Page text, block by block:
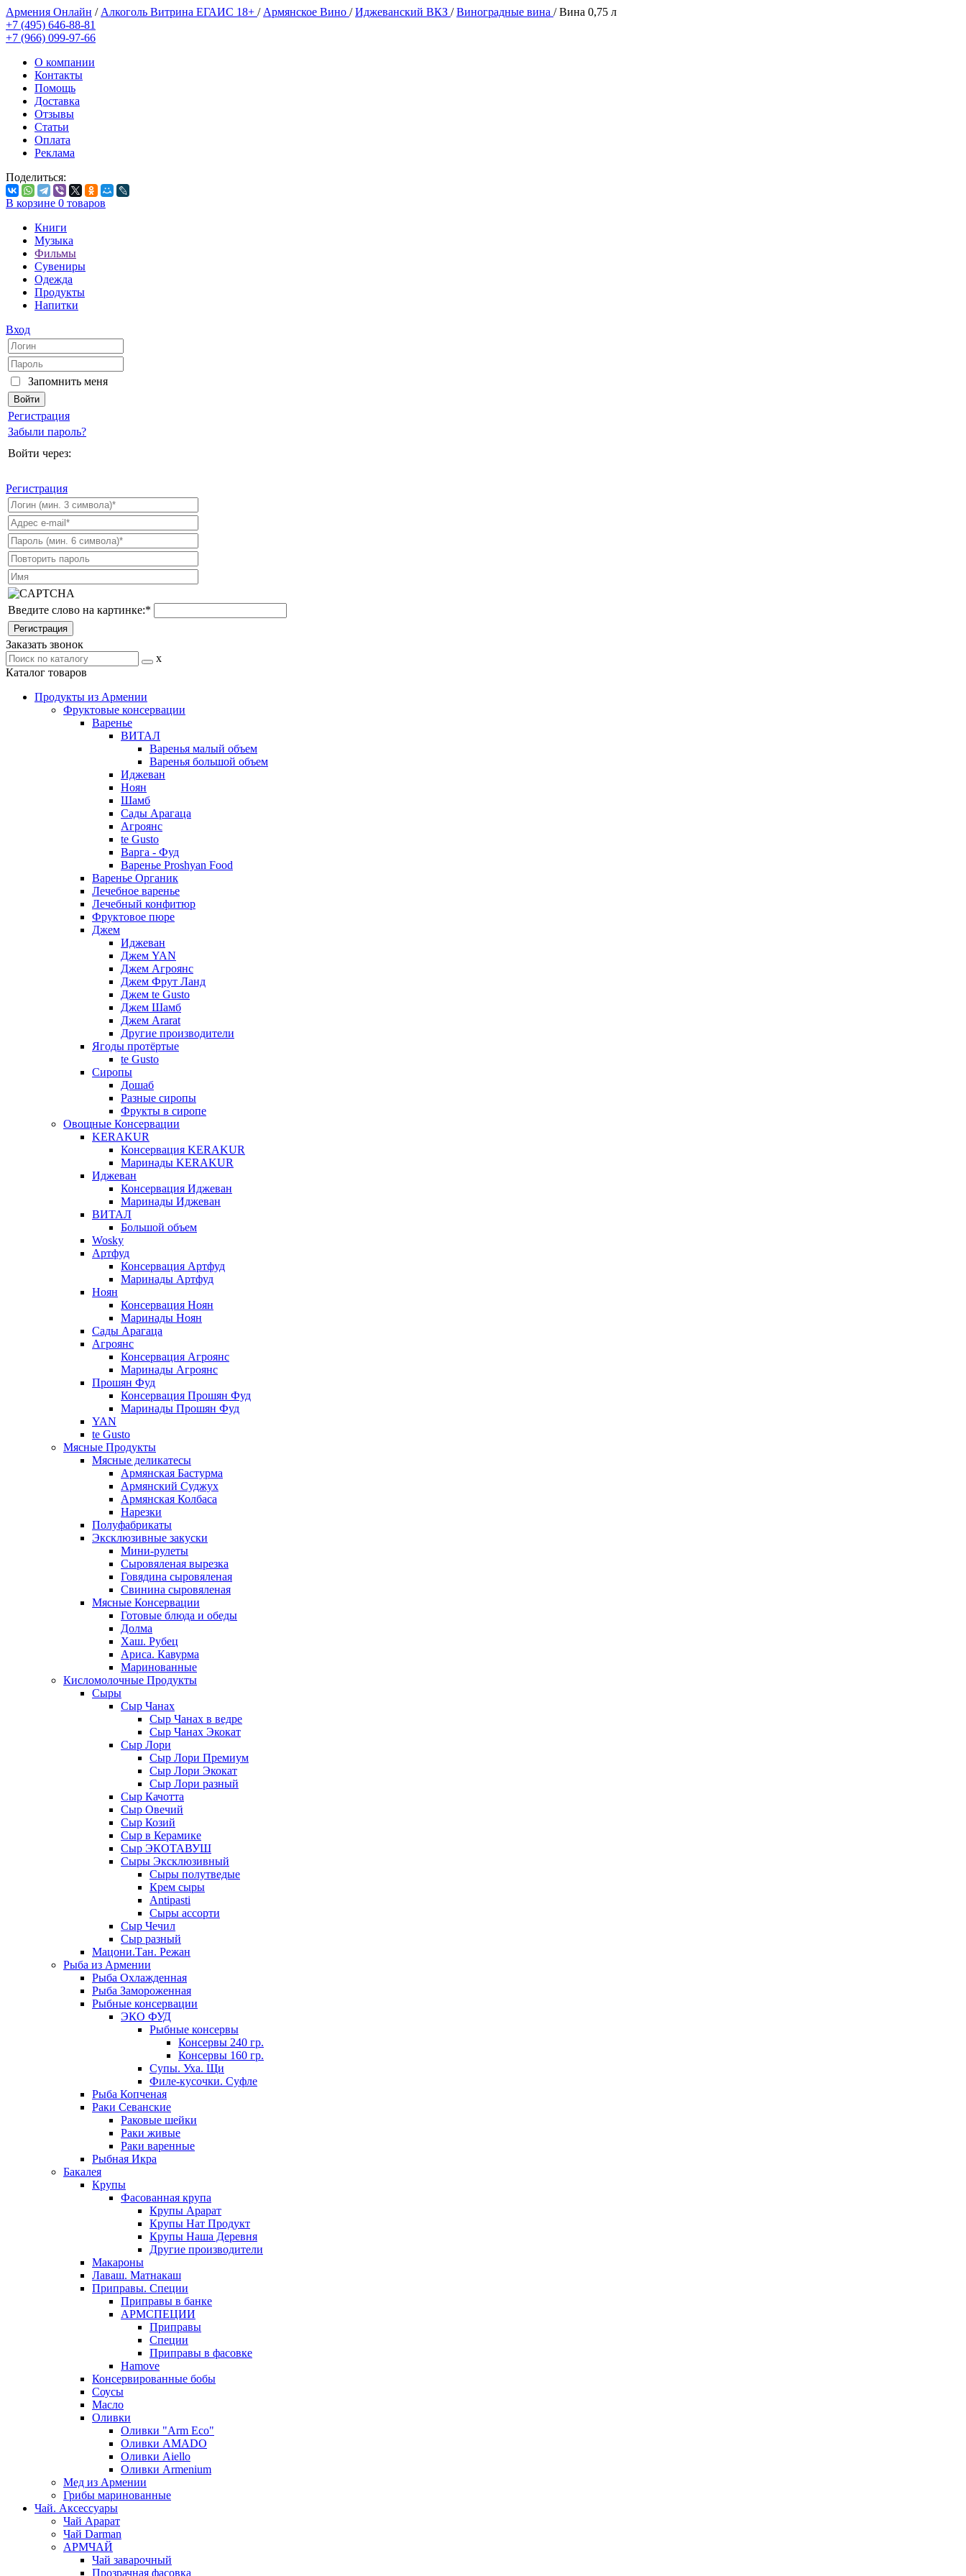
Армения Онлайн / Алкоголь Витрина ЕГАИС 18+ / Армянское Вино /Иджеванский ВКЗ /Виноградные вина /Вина 0,75 л
+7 (495) 646-88-81
+7 (966) 099-97-66
О компании
Контакты
Помощь
Доставка
Отзывы
Статьи
Оплата
Реклама
Поделиться:
В корзине 0 товаров
Книги
Музыка
Фильмы
Сувениры
Одежда
Продукты
Напитки
Вход
Запомнить меня
Регистрация
Забыли пароль?
Войти через:
Регистрация
Введите слово на картинке:*
Заказать звонок
x
Каталог товаров
Продукты из Армении
Фруктовые консервации
Варенье
ВИТАЛ
Варенья малый объем
Варенья большой объем
Иджеван
Ноян
Шамб
Сады Арагаца
Агроянс
te Gusto
Варга - Фуд
Варенье Proshyan Food
Варенье Органик
Лечебное варенье
Лечебный конфитюр
Фруктовое пюре
Джем
Иджеван
Джем YAN
Джем Агроянс
Джем Фрут Ланд
Джем te Gusto
Джем Шамб
Джем Ararat
Другие производители
Ягоды протёртые
te Gusto
Сиропы
Дошаб
Разные сиропы
Фрукты в сиропе
Овощные Консервации
KERAKUR
Консервация KERAKUR
Маринады KERAKUR
Иджеван
Консервация Иджеван
Маринады Иджеван
ВИТАЛ
Большой объем
Wosky
Артфуд
Консервация Артфуд
Маринады Артфуд
Ноян
Консервация Ноян
Маринады Ноян
Сады Арагаца
Агроянс
Консервация Агроянс
Маринады Агроянс
Прошян Фуд
Консервация Прошян Фуд
Маринады Прошян Фуд
YAN
te Gusto
Мясные Продукты
Мясные деликатесы
Армянская Бастурма
Армянский Суджух
Армянская Колбаса
Нарезки
Полуфабрикаты
Эксклюзивные закуски
Мини-рулеты
Сыровяленая вырезка
Говядина сыровяленая
Свинина сыровяленая
Мясные Консервации
Готовые блюда и обеды
Долма
Хаш. Рубец
Ариса. Кавурма
Маринованные
Кисломолочные Продукты
Сыры
Сыр Чанах
Сыр Чанах в ведре
Сыр Чанах Экокат
Сыр Лори
Сыр Лори Премиум
Сыр Лори Экокат
Сыр Лори разный
Сыр Качотта
Сыр Овечий
Сыр Козий
Сыр в Керамике
Сыр ЭКОТАВУШ
Сыры Эксклюзивный
Сыры полутведые
Крем сыры
Antipasti
Сыры ассорти
Сыр Чечил
Сыр разный
Мацони.Тан. Режан
Рыба из Армении
Рыба Охлажденная
Рыба Замороженная
Рыбные консервации
ЭКО ФУД
Рыбные консервы
Консервы 240 гр.
Консервы 160 гр.
Супы. Уха. Щи
Филе-кусочки. Суфле
Рыба Копченая
Раки Севанские
Раковые шейки
Раки живые
Раки варенные
Рыбная Икра
Бакалея
Крупы
Фасованная крупа
Крупы Арарат
Крупы Нат Продукт
Крупы Наша Деревня
Другие производители
Макароны
Лаваш. Матнакаш
Приправы. Специи
Приправы в банке
АРМСПЕЦИИ
Приправы
Специи
Приправы в фасовке
Hamove
Консервированные бобы
Соусы
Масло
Оливки
Оливки "Arm Eco"
Оливки AMADO
Оливки Aiello
Оливки Armenium
Мед из Армении
Грибы маринованные
Чай. Аксессуары
Чай Арарат
Чай Darman
АРМЧАЙ
Чай заварочный
Прозрачная фасовка